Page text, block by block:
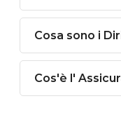
Cosa sono i
Cos'è l'